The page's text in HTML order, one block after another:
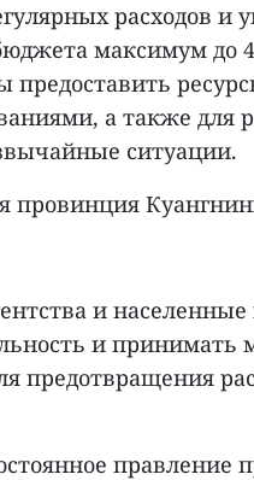
расходов и
максимум до
а также для
ситуации.
провинция
и
и принимать
предотвращения
правление